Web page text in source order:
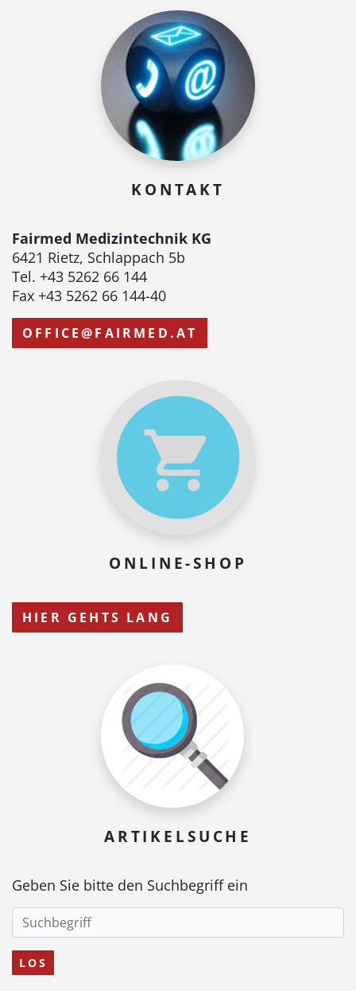
KONTAKT
Fairmed Medizintechnik KG
6421 Rietz, Schlappach 5b
Tel. +43 5262 66 144
Fax +43 5262 66 144-40
OFFICE@FAIRMED.AT
ONLINE-SHOP
HIER GEHTS LANG
ARTIKELSUCHE
Geben Sie bitte den Suchbegriff ein
LOS